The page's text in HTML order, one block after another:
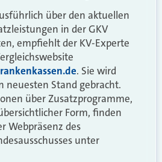
über den aktuellen
in der GKV
empfiehlt der KV-Experte
. Sie wird
neuesten Stand gebracht.
über Zusatzprogramme,
Form, finden
Webpräsenz des
unter